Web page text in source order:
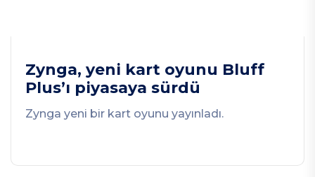
Zynga, yeni kart oyunu Bluff
Plus’ı piyasaya sürdü
Zynga yeni bir kart oyunu yayınladı.